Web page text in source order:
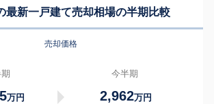
最新一戸建て売却相場の半期比較
売却価格
万円
今半期
2,962万円